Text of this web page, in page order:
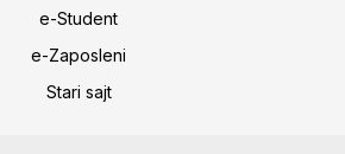
e-Student
e-Zaposleni
Stari sajt